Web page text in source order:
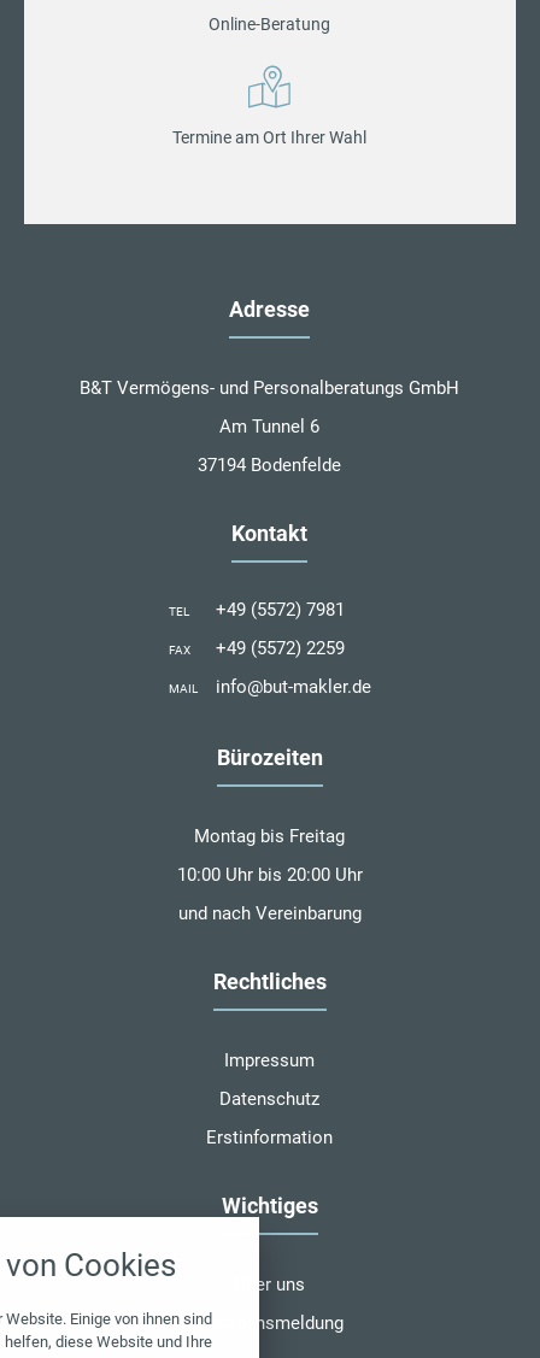
Online-Beratung
Termine am Ort Ihrer Wahl
Adresse
B&T Vermögens- und Personalberatungs GmbH
Am Tunnel 6
37194 Bodenfelde
Kontakt
TEL +49 (5572) 7981
FAX +49 (5572) 2259
MAIL info@but-makler.de
Bürozeiten
Montag bis Freitag
10:00 Uhr bis 20:00 Uhr
und nach Vereinbarung
Rechtliches
Impressum
Datenschutz
Erstinformation
Wichtiges
Über uns
Schadensmeldung
Cookies
Einige von ihnen sind
diese Website und Ihre
alle verwendeten Cookies und
zu blockieren.